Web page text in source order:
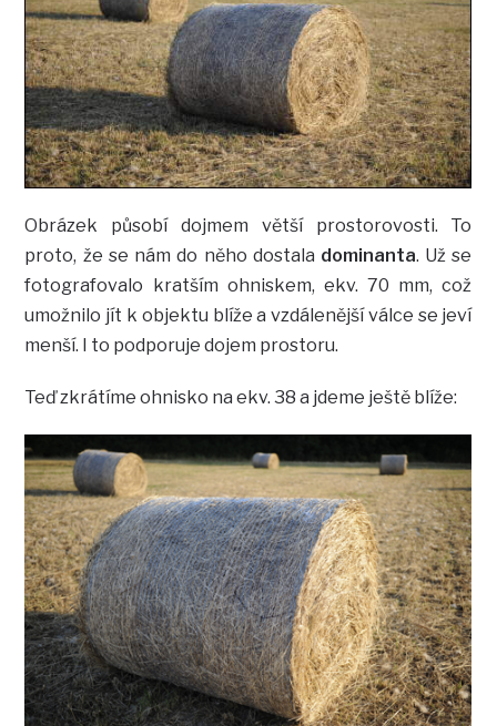
Obrázek působí dojmem větší prostorovosti. To
proto, že se nám do něho dostala dominanta. Už se
fotografovalo kratším ohniskem, ekv. 70 mm, což
umožnilo jít k objektu blíže a vzdálenější válce se jeví
menší. I to podporuje dojem prostoru.
Teď zkrátíme ohnisko na ekv. 38 a jdeme ještě blíže: